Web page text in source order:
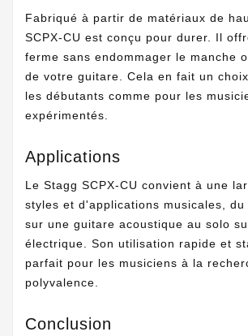
Fabriqué à partir de matériaux de
SCPX-CU est conçu pour durer. Il
ferme sans endommager le manche
de votre guitare. Cela en fait un
les débutants comme pour les
expérimentés.
Applications
Le Stagg SCPX-CU convient à une
styles et d'applications musicales, du
sur une guitare acoustique au solo
électrique. Son utilisation rapide et
parfait pour les musiciens à la
polyvalence.
Conclusion